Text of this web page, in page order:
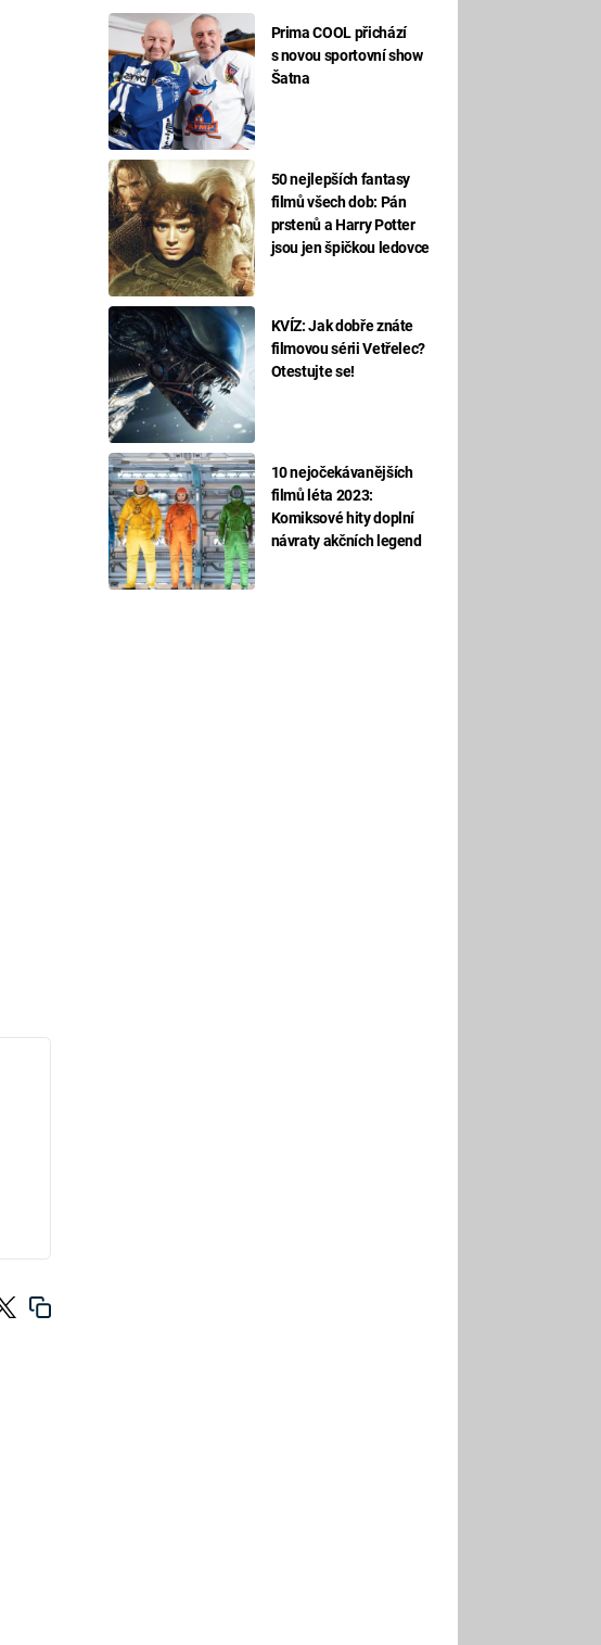
Prima COOL přichází
s novou sportovní show
Šatna
50 nejlepších fantasy
filmů všech dob: Pán
prstenů a Harry Potter
jsou jen špičkou ledovce
KVÍZ: Jak dobře znáte
filmovou sérii Vetřelec?
Otestujte se!
10 nejočekávanějších
filmů léta 2023:
Komiksové hity doplní
návraty akčních legend